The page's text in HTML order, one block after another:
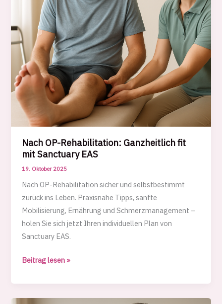
Nach OP-Rehabilitation: Ganzheitlich fit
mit Sanctuary EAS
19. Oktober 2025
Nach OP-Rehabilitation sicher und selbstbestimmt
zurück ins Leben. Praxisnahe Tipps, sanfte
Mobilisierung, Ernährung und Schmerzmanagement –
holen Sie sich jetzt Ihren individuellen Plan von
Sanctuary EAS.
Nach
Rehabilitation:
Ganzheitlich
Beitrag lesen »